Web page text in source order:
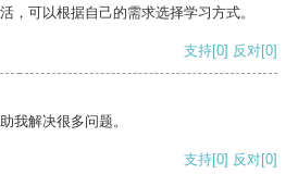
，可以根据自己的需求选择学习方式。
支持[0] 反对[0]
我解决很多问题。
支持[0] 反对[0]